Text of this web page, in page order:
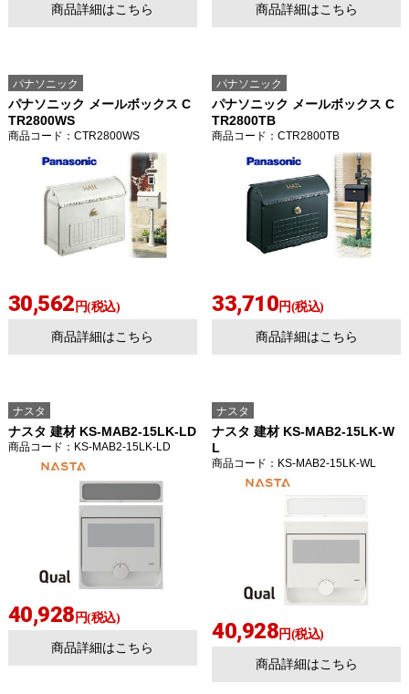
商品詳細はこちら 商品詳細はこちら
パナソニック
パナソニック メールボックス C
TR2800WS
商品コード ：CTR2800WS
30,562 円(税込)
商品詳細はこちら
パナソニック
パナソニック メールボックス C
TR2800TB
商品コード ：CTR2800TB
33,710円(税込)
商品詳細はこちら
ナスタ
ナスタ 建材 KS-MAB2-15LK-LD
商品コード ：KS-MAB2-15LK-LD
40,928 円(税込)
商品詳細はこちら
ナスタ
ナスタ 建材 KS-MAB2-15LK-W
L
商品コード ：KS-MAB2-15LK-WL
40,928円(税込)
商品詳細はこちら